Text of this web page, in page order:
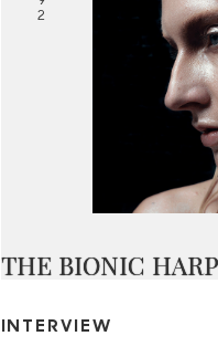
2
THE BIONIC
INTERVIEW